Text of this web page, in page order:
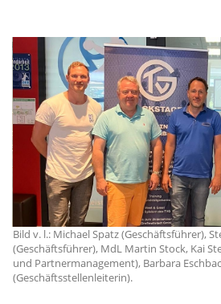
Bild v. l.: Michael Spatz (Geschäftsführer),
(Geschäftsführer), MdL Martin Stock, Kai
und Partnermanagement), Barbara
(Geschäftsstellenleiterin).